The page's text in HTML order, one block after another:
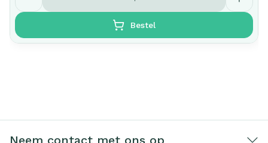
Bestel
Neem contact met ons op